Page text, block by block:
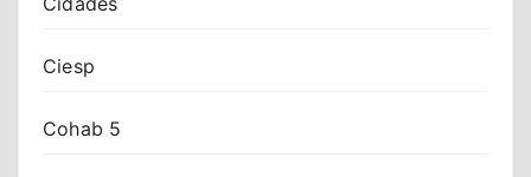
Ciesp
Cohab 5